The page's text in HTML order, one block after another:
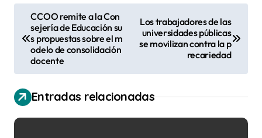
e
g
a
c
CCOO remite a la Con
sejería de Educación su
s propuestas sobre el m
odelo de consolidación
docente
Los trabajadores de las
universidades públicas
se movilizan contra la p
recariedad
Entradas relacionadas